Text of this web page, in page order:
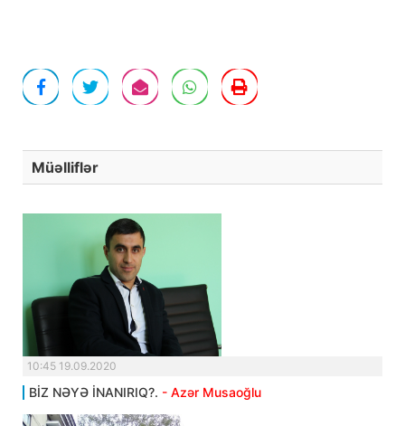
Müəlliflər
10:45 19.09.2020
BİZ NƏYƏ İNANIRIQ?. - Azər Musaoğlu